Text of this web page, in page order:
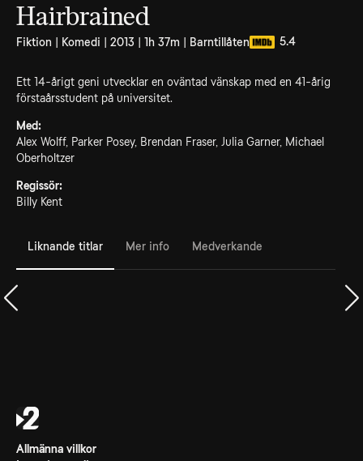
Hairbrained
Fiktion | Komedi | 2013 | 1h 37m | Barntillåten 5.4
Ett 14-årigt geni utvecklar en oväntad vänskap med en 41-årig
förstaårsstudent på universitet.
Med:
Alex Wolff, Parker Posey, Brendan Fraser, Julia Garner, Michael
Oberholtzer
Regissör:
Billy Kent
Liknande titlar Mer info Medverkande
Allmänna villkor